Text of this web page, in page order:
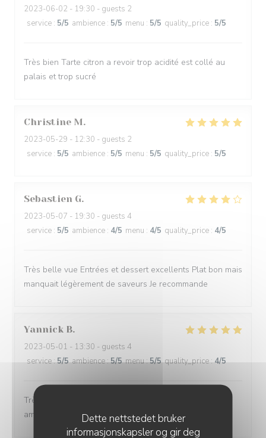
Dette nettstedet bruker
informasjonskapsler og gir deg
2023-06-02 - 19:30 - guests 2
service : 5/5 ambience : 5/5 menu : 5/5 quality_price : 5/5
Très bien Tarte citron a revoir trop acidité est collé au
palais et trop sucré
Christine M
2023-05-29 - 12:30 - guests 2
service : 5/5 ambience : 5/5 menu : 5/5 quality_price : 5/5
Sebastien G
2023-05-07 - 19:30 - guests 4
service : 5/5 ambience : 4/5 menu : 4/5 quality_price : 4/5
Très belle vue Entrées et dessert excellents Plat bon mais
manquait légèrement de saveurs Je recommande
Yannick B
2023-05-01 - 13:30 - guests 4
service:5/5 ambience:5/5 menu:5/5 quality_price:4/5
Très belle expérience : bon repas, bon service, bonne
ambiance.